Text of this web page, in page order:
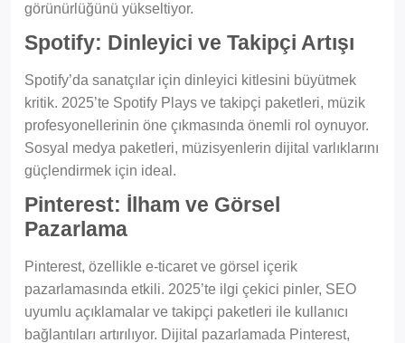
görünürlüğünü yükseltiyor.
Spotify: Dinleyici ve Takipçi Artışı
Spotify’da sanatçılar için dinleyici kitlesini büyütmek
kritik. 2025’te Spotify Plays ve takipçi paketleri, müzik
profesyonellerinin öne çıkmasında önemli rol oynuyor.
Sosyal medya paketleri, müzisyenlerin dijital varlıklarını
güçlendirmek için ideal.
Pinterest: İlham ve Görsel
Pazarlama
Pinterest, özellikle e-ticaret ve görsel içerik
pazarlamasında etkili. 2025’te ilgi çekici pinler, SEO
uyumlu açıklamalar ve takipçi paketleri ile kullanıcı
bağlantıları artırılıyor. Dijital pazarlamada Pinterest,